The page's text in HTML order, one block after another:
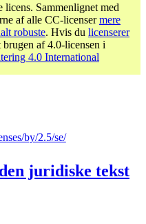
Sammenlignet med
af alle CC-licensermere
robuste. Hvis du licenserer
af ​​4.0-licensen i
4.0 International
by/2.5/se/
juridiske tekst